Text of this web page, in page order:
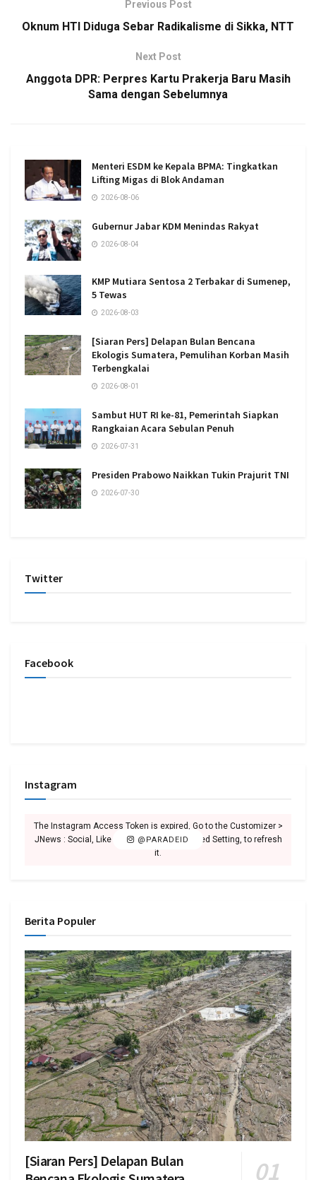
Previous Post
Oknum HTI Diduga Sebar Radikalisme di Sikka, NTT
Next Post
Anggota DPR: Perpres Kartu Prakerja Baru Masih
Sama dengan Sebelumnya
Menteri ESDM ke Kepala BPMA: Tingkatkan
Lifting Migas di Blok Andaman
2026-08-06
Gubernur Jabar KDM Menindas Rakyat
2026-08-04
KMP Mutiara Sentosa 2 Terbakar di Sumenep,
5 Tewas
2026-08-03
[Siaran Pers] Delapan Bulan Bencana
Ekologis Sumatera, Pemulihan Korban Masih
Terbengkalai
2026-08-01
Sambut HUT RI ke-81, Pemerintah Siapkan
Rangkaian Acara Sebulan Penuh
2026-07-31
Presiden Prabowo Naikkan Tukin Prajurit TNI
2026-07-30
Twitter
Facebook
Instagram
@PARADEID
The Instagram Access Token is expired, Go to the Customizer >
JNews : Social, Like & View > Instagram Feed Setting, to refresh
it.
Berita Populer
[Siaran Pers] Delapan Bulan